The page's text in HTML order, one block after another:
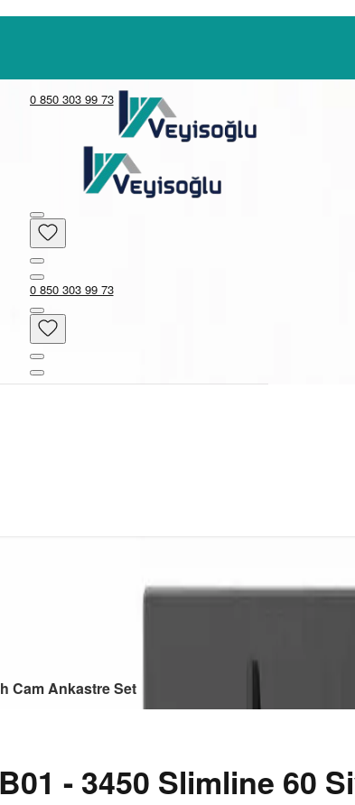
0 850 303 99 73
0 850 303 99 73
Cam Ankastre Set
- 3450 Slimline 60